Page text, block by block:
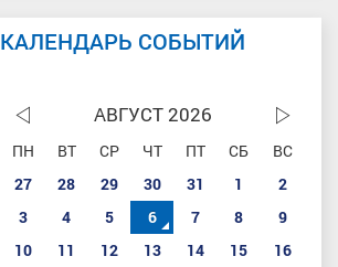
КАЛЕНДАРЬ СОБЫТИЙ
АВГУСТ 2026
ПН ВТ СР ЧТ ПТ СБ
ВС
27
28 29 30 31 1
2
3
4 5 6 7 8
9
10
11 12 13 14 15
16